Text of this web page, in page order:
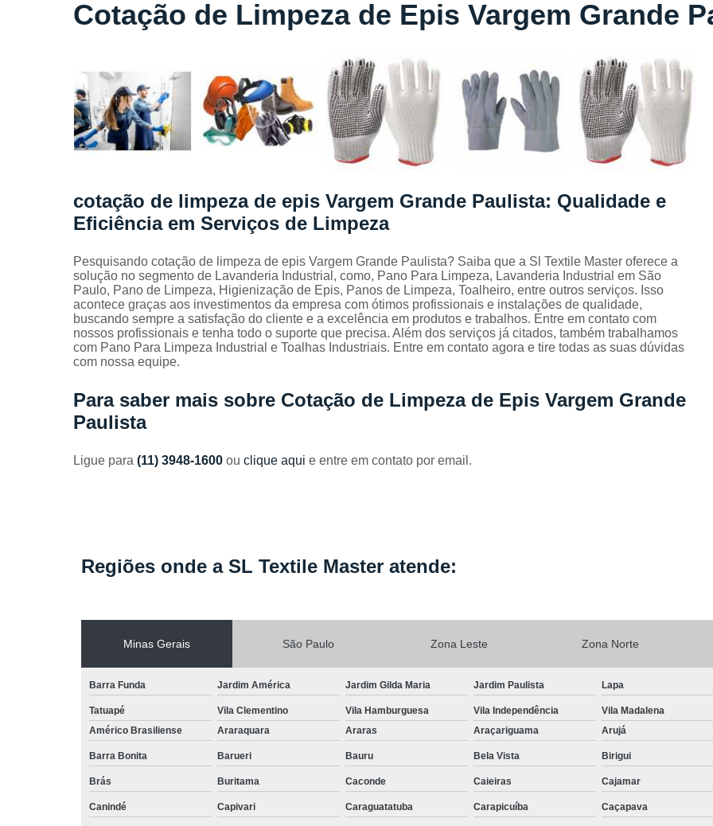
de lençóis
de toalhas
de banho
Locação
de toalhas
de
manicure
de rosto
Locação
industriais
Mantas
absorvente
Panos de
limpeza
Venda de
Lavagem de Toalha de Banho
Lavagem de Toalha para Salão de Beleza
Lavagem de Toalha São Paulo
Lavagem Toalha de Banho
Empresa de
Lavagem de Uniforme da Empresa
Lavagem de Uniforme e Epi
Lavagem Especializada de Uniforme
Aluguel de Capa de Cortar Cabelo
Aluguel de Capa para Cortar Cabelo
Locação de Capa de Barbeiro Grande São
Locação de Lençol Queen
Locação de
Aluguel de Toalha de Banho Adulto
Aluguel de Toalha de Banho Casal
Locação de Toalha de Banho
Locação de Toalha de Banho e Rosto
Cotação de Limpeza de Epis Vargem Grande
cotação de limpeza de epis Vargem Grande Paulista: Qualidade e
Eficiência em Serviços de Limpeza
Pesquisando cotação de limpeza de epis Vargem Grande Paulista? Saiba que a Sl Textile Master oferece a
solução no segmento de Lavanderia Industrial, como, Pano Para Limpeza, Lavanderia Industrial em São
Paulo, Pano de Limpeza, Higienização de Epis, Panos de Limpeza, Toalheiro, entre outros serviços. Isso
acontece graças aos investimentos da empresa com ótimos profissionais e instalações de qualidade,
buscando sempre a satisfação do cliente e a excelência em produtos e trabalhos. Entre em contato com
nossos profissionais e tenha todo o suporte que precisa. Além dos serviços já citados, também trabalhamos
com Pano Para Limpeza Industrial e Toalhas Industriais. Entre em contato agora e tire todas as suas dúvidas
com nossa equipe.
Para saber mais sobre Cotação de Limpeza de Epis Vargem Grande
Paulista
Ligue para (11) 3948-1600 ou clique aqui e entre em contato por email.
Regiões onde a SL Textile Master atende:
Minas Gerais São Paulo Zona Leste Zona Norte
Barra Funda Jardim América Jardim Gilda Maria Jardim Paulista Lapa
Tatuapé Vila Clementino Vila Hamburguesa Vila Independência Vila Madalena
Américo Brasiliense
Araraquara Araras Araçariguama Arujá
Barra Bonita Barueri Bauru Bela Vista Birigui
Brás Buritama Caconde Caieiras Cajamar
Canindé Capivari Caraguatatuba Carapicuíba Caçapava